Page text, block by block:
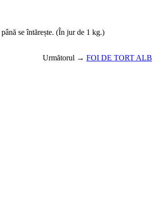
se întărește. (În jur de 1 kg.)
Următorul → FOI DE TORT ALB